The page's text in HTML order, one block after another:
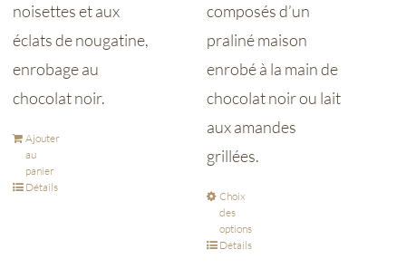
noisettes et aux
éclats de nougatine,
enrobage au
chocolat noir.
Ajouter
au
panier
Détails
composés d’un
praliné maison
enrobé à la main de
chocolat noir ou lait
aux amandes
grillées.
Choix
des
options
Détails